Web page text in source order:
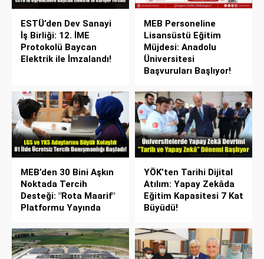
ESTÜ’den Dev Sanayi
İş Birliği: 12. İME
Protokolü Baycan
Elektrik ile İmzalandı!
MEB Personeline
Lisansüstü Eğitim
Müjdesi: Anadolu
Üniversitesi
Başvuruları Başlıyor!
MEB’den 30 Bini Aşkın
Noktada Tercih
Desteği: "Rota Maarif"
Platformu Yayında
YÖK’ten Tarihi Dijital
Atılım: Yapay Zekâda
Eğitim Kapasitesi 7 Kat
Büyüdü!